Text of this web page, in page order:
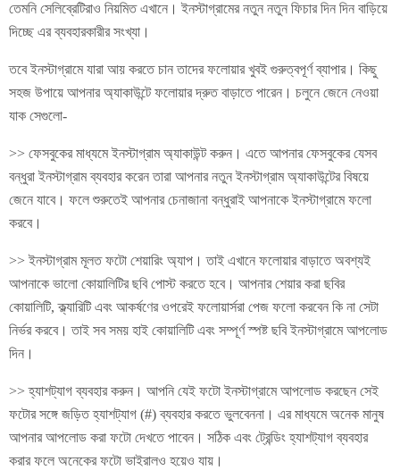
তেমনি সেলিব্রেটিরাও নিয়মিত এখানে। ইনস্টাগ্রামের নতুন নতুন ফিচার দিন দিন বাড়িয়ে
দিচ্ছে এর ব্যবহারকারীর সংখ্যা।
তবে ইনস্টাগ্রামে যারা আয় করতে চান তাদের ফলোয়ার খুবই গুরুত্বপূর্ণ ব্যাপার। কিছু
সহজ উপায়ে আপনার অ্যাকাউন্টে ফলোয়ার দ্রুত বাড়াতে পারেন। চলুনে জেনে নেওয়া
যাক সেগুলো-
>> ফেসবুকের মাধ্যমে ইনস্টাগ্রাম অ্যাকাউন্ট করুন। এতে আপনার ফেসবুকের যেসব
বন্ধুরা ইনস্টাগ্রাম ব্যবহার করেন তারা আপনার নতুন ইনস্টাগ্রাম অ্যাকাউন্টের বিষয়ে
জেনে যাবে। ফলে শুরুতেই আপনার চেনাজানা বন্ধুরাই আপনাকে ইনস্টাগ্রামে ফলো
করবে।
>> ইনস্টাগ্রাম মূলত ফটো শেয়ারিং অ্যাপ। তাই এখানে ফলোয়ার বাড়াতে অবশ্যই
আপনাকে ভালো কোয়ালিটির ছবি পোস্ট করতে হবে। আপনার শেয়ার করা ছবির
কোয়ালিটি, ক্ল্যারিটি এবং আকর্ষণের ওপরেই ফলোয়ার্সরা পেজ ফলো করবেন কি না সেটা
নির্ভর করবে। তাই সব সময় হাই কোয়ালিটি এবং সম্পূর্ণ স্পষ্ট ছবি ইনস্টাগ্রামে আপলোড
দিন।
>> হ্যাশট্যাগ ব্যবহার করুন। আপনি যেই ফটো ইনস্টাগ্রামে আপলোড করছেন সেই
ফটোর সঙ্গে জড়িত হ্যাশট্যাগ (#) ব্যবহার করতে ভুলবেননা। এর মাধ্যমে অনেক মানুষ
আপনার আপলোড করা ফটো দেখতে পাবেন। সঠিক এবং ট্রেন্ডিং হ্যাশট্যাগ ব্যবহার
করার ফলে অনেকের ফটো ভাইরালও হয়েও যায়।